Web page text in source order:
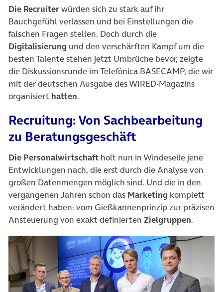
Die Recruiterwürden sich zu stark auf ihr
Bauchgefühl verlassen und bei Einstellungen die
falschen Fragen stellen. Doch durch die
Digitalisierung und den verschärften Kampf um die
besten Talente stehen jetzt Umbrüche bevor, zeigte
die Diskussionsrunde im Telefónica BASECAMP, die wir
mit der deutschen Ausgabe des WIRED-Magazins
organisiert hatten.
Recruitung: Von Sachbearbeitung
zu Beratungsgeschäft
Die Personalwirtschaft holt nun in Windeseile jene
Entwicklungen nach, die erst durch die Analyse von
großen Datenmengen möglich sind. Und die in den
vergangenen Jahren schon das Marketing komplett
verändert haben: vom Gießkannenprinzip zur präzisen
Ansteuerung von exakt definierten Zielgruppen.